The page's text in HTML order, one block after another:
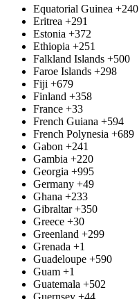
Equatorial Guinea +240
Eritrea +291
Estonia +372
Ethiopia +251
Falkland Islands +500
Faroe Islands +298
Fiji +679
Finland +358
France +33
French Guiana +594
French Polynesia +689
Gabon +241
Gambia +220
Georgia +995
Germany +49
Ghana +233
Gibraltar +350
Greece +30
Greenland +299
Grenada +1
Guadeloupe +590
Guam +1
Guatemala +502
Guernsey +44